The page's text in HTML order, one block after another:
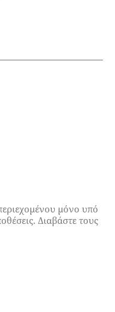
μόνο υπό
Διαβάστε τους